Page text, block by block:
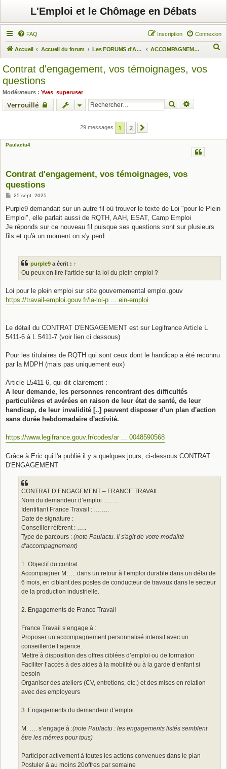
L'Emploi et le Chômage en Débats
FAQ Connexion
Inscription
Accueil Accueil du forum Les FORUMS d'Actuchômage ACCOMPAGNEMENT DES CHÔMEURS
Contrat d'engagement, vos témoignages, vos
questions
Modérateurs : Yves superuser
Verrouillé Rechercher
29 messages 1 2
Paulactu4
Contrat d'engagement, vos témoignages, vos
questions
M
s
a
g
25 sept. 2025
Purple9 demandait sur un autre fil où trouver le texte de Loi "pour le Plein
Emploi", elle parlait aussi de RQTH, AAH, ESAT, Camp Emploi
Je réponds sur ce nouveau fil puisque ses questions sont sur plusieurs
fils et qu'à un moment on s'y perd
purple9 a écrit : ↑
Ou peux on lire l'article sur la loi du plein emploi ?
Loi pour le plein emploi sur site gouvernemental emploi.gouv
https://travail-emploi.gouv.fr/la-loi-p ... ein-emploi
Le détail du CONTRAT D'ENGAGEMENT est sur Legifrance Article L
5411-6 à L 5411-7 (voir lien ci dessous)
Pour les titulaires de RQTH qui sont ceux dont le handicap a été reconnu
par la MDPH (mais pas uniquement eux)
Article L5411-6, qui dit clairement :
A leur demande, les personnes rencontrant des difficultés
particulières et avérées en raison de leur état de santé, de leur
handicap, de leur invalidité [..] peuvent disposer d'un plan d'action
sans durée hebdomadaire d'activité.
https://www.legifrance.gouv.fr/codes/ar ... 0048590568
Grâce à Eric qui l'a publié il y a quelques jours, ci-dessous CONTRAT
D'ENGAGEMENT
CONTRAT D’ENGAGEMENT – FRANCE TRAVAIL
Nom du demandeur d’emploi : ……
Identifiant France Travail : ……..
Date de signature :
Conseiller référent : …..
Type de parcours : (note Paulactu. Il s'agit de votre modalité
d'accompagnement)
1. Objectif du contrat
Accompagner M….. dans un retour à l’emploi durable dans un délai de
6 mois, en ciblant des postes de conducteur de travaux dans le secteur
de la production industrielle.
2. Engagements de France Travail
France Travail s’engage à :
Proposer un accompagnement personnalisé intensif avec un
conseillerde l’agence.
Mettre à disposition des offres ciblées d’emploi ou de formation
Faciliter l’accès à des aides à la mobilité ou à la garde d’enfant si
besoin
Organiser des ateliers (CV, entretiens, etc.) et des mises en relation
avec des employeurs
3. Engagements du demandeur d’emploi
M. …. s’engage à :(note Paulactu : les engagements listés semblent
être les mêmes pour tous)
Participer activement à toutes les actions convenues dans le plan
Postuler à au moins 20offres par semaine